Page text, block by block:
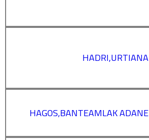
HADRI,URTIANA
HAGOS,BANTEAMLAK ADANE